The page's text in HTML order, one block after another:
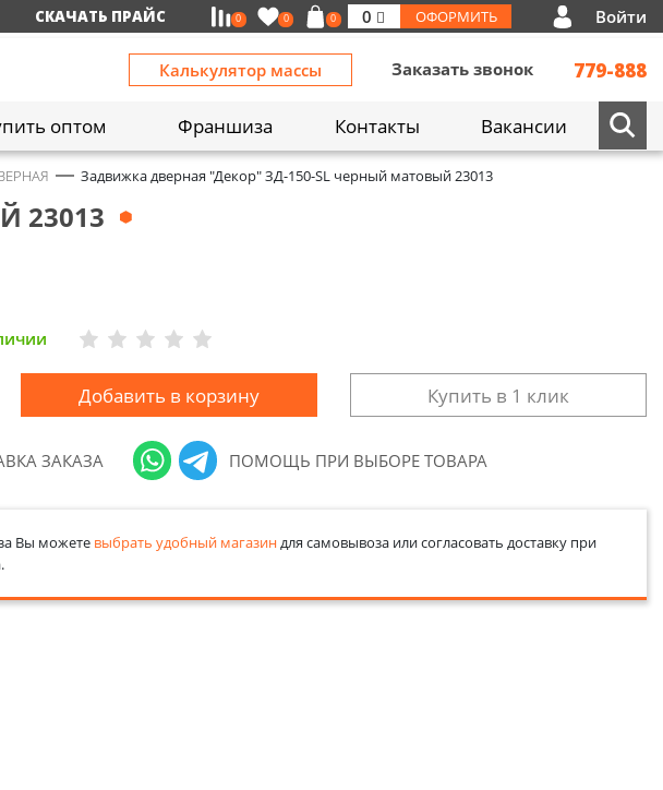
СКАЧАТЬ ПРАЙС 0 0 0 0 ОФОРМИТЬ Войти
Калькулятор массы Заказать звонок 779-888
оптом Франшиза Контакты Вакансии
Задвижка дверная "Декор" ЗД-150-SL черный матовый 23013
23013
Добавить в корзину Купить в 1 клик
ЗАКАЗА ПОМОЩЬ ПРИ ВЫБОРЕ ТОВАРА
Вы можете выбрать удобный магазиндля самовывоза или согласовать доставку при